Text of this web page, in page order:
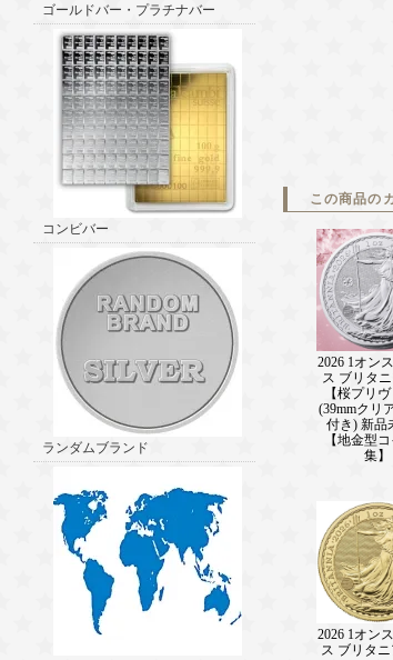
ゴールドバー・プラチナバー
コンビバー
ランダムブランド
この商品の
2026 1オン
ス ブリタ
【桜プリヴ
(39mmクリ
付き) 新品
【地金型
集】
2026 1オン
ス ブリタ